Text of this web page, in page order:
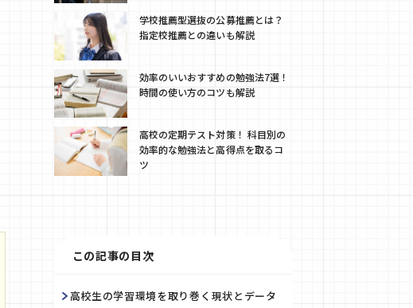
学校推薦型選抜の公募推薦とは？
指定校推薦との違いも解説
効率のいいおすすめの勉強法7選！
時間の使い方のコツも解説
高校の定期テスト対策！ 科目別の
効率的な勉強法と高得点を取るコ
ツ
この記事の目次
高校生の学習環境を取り巻く現状とデータ